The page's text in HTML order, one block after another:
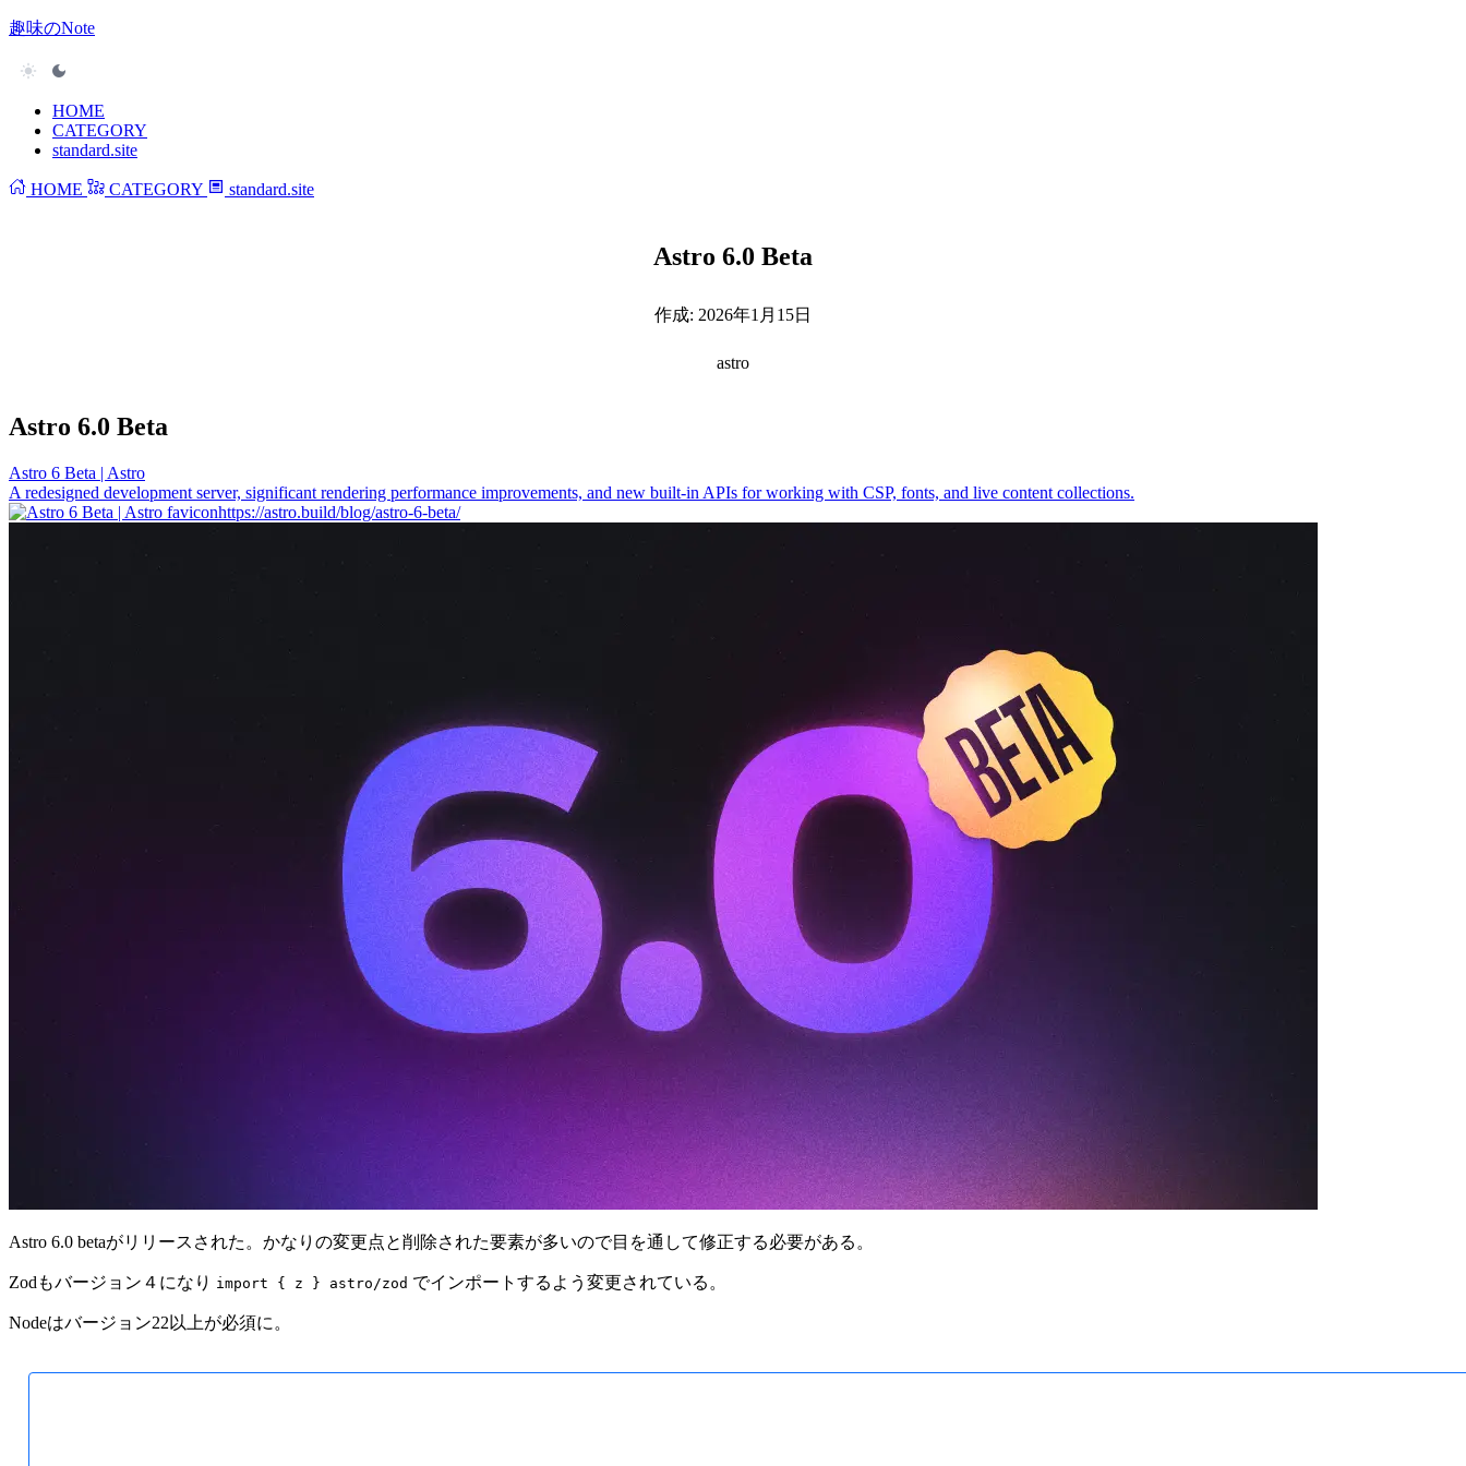
趣味のNote
HOME
CATEGORY
standard.site
HOME CATEGORY standard.site
Astro 6.0 Beta
作成: 2026年1月15日
astro
Astro 6.0 Beta
Astro 6 Beta | Astro
A redesigned development server, significant rendering performance improvements, and new built-in APIs for working with CSP, fonts, and live content collections.
https://astro.build/blog/astro-6-beta/
Astro 6.0 betaがリリースされた。かなりの変更点と削除された要素が多いので目を通して修正する必要がある。
Zodもバージョン４になり import { z } astro/zod でインポートするよう変更されている。
Nodeはバージョン22以上が必須に。